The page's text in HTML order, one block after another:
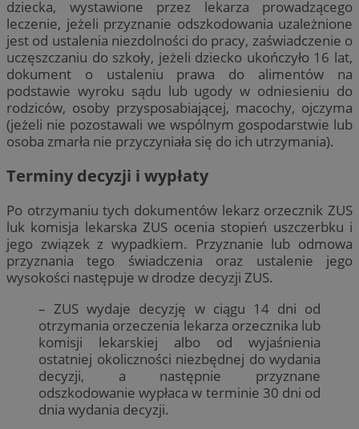
dziecka, wystawione przez lekarza prowadzącego
leczenie, jeżeli przyznanie odszkodowania uzależnione
jest od ustalenia niezdolności do pracy, zaświadczenie o
uczęszczaniu do szkoły, jeżeli dziecko ukończyło 16 lat,
dokument o ustaleniu prawa do alimentów na
podstawie wyroku sądu lub ugody w odniesieniu do
rodziców, osoby przysposabiającej, macochy, ojczyma
(jeżeli nie pozostawali we wspólnym gospodarstwie lub
osoba zmarła nie przyczyniała się do ich utrzymania).
Terminy decyzji i wypłaty
Po otrzymaniu tych dokumentów lekarz orzecznik ZUS
luk komisja lekarska ZUS ocenia stopień uszczerbku i
jego związek z wypadkiem. Przyznanie lub odmowa
przyznania tego świadczenia oraz ustalenie jego
wysokości następuje w drodze decyzji ZUS.
– ZUS wydaje decyzję w ciągu 14 dni od
otrzymania orzeczenia lekarza orzecznika lub
komisji lekarskiej albo od wyjaśnienia
ostatniej okoliczności niezbędnej do wydania
decyzji, a następnie przyznane
odszkodowanie wypłaca w terminie 30 dni od
dnia wydania decyzji.